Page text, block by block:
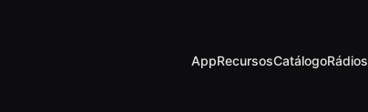
AppRecursosCatálogoRádios